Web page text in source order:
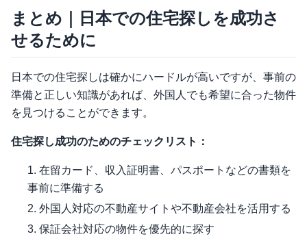
まとめ｜日本での住宅探しを成功さ
せるために
日本での住宅探しは確かにハードルが高いですが、事前の
準備と正しい知識があれば、外国人でも希望に合った物件
を見つけることができます。
住宅探し成功のためのチェックリスト：
在留カード、収入証明書、パスポートなどの書類を
事前に準備する
外国人対応の不動産サイトや不動産会社を活用する
保証会社対応の物件を優先的に探す